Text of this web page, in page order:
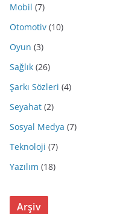
Mobil (7)
Otomotiv (10)
Oyun (3)
Sağlık (26)
Şarkı Sözleri (4)
Seyahat (2)
Sosyal Medya (7)
Teknoloji (7)
Yazılım (18)
Arşiv